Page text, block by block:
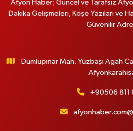
Afyon Haber; Güncel ve Tarafsız
Dakika Gelişmeleri, Köşe Yazıları ve
Güvenilir
Dumlupınar Mah. Yüzbaşı Agah
+90506 811